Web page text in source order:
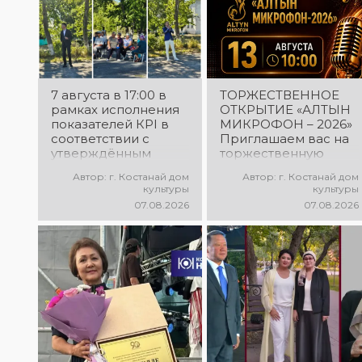
7 августа в 17:00 в
рамках исполнения
показателей КРІ в
соответствии с
утверждённым
выездной концерт
экологической
акции «Таза
Казахстан». в
Мендыкаринский
район (п. Красная
Пресня)
Автор: г. Костанай дом
культуры
07.08.2026
ТОРЖЕСТВЕННОЕ
ОТКРЫТИЕ «АЛТЫН
МИКРОФОН – 2026»
Приглашаем вас на
торжественную
открытия XXII
Международного
вокалистов «Алтын
микрофон – 2026»! В
этот день
талантливые
исполнители из
разных стран
встретятся на одной
площадке, чтобы
открыть яркий
праздник музыки и
Автор: г. Костанай дом
культуры
07.08.2026